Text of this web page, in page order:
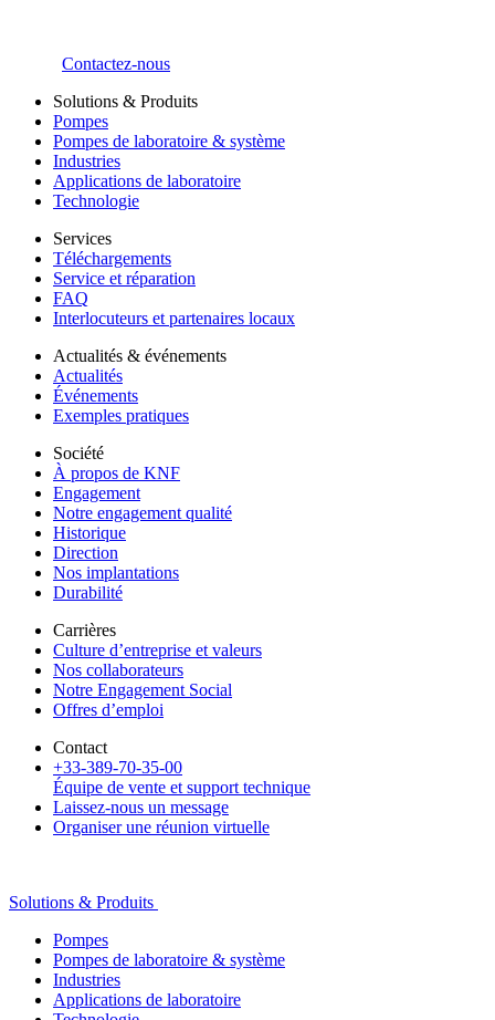
Contactez-nous
Solutions & Produits
Pompes
Pompes de laboratoire & système
Industries
Applications de laboratoire
Technologie
Services
Téléchargements
Service et réparation
FAQ
Interlocuteurs et partenaires locaux
Actualités & événements
Actualités
Événements
Exemples pratiques
Société
À propos de KNF
Engagement
Notre engagement qualité
Historique
Direction
Nos implantations
Durabilité
Carrières
Culture d’entreprise et valeurs
Nos collaborateurs
Notre Engagement Social
Offres d’emploi
Contact
+33-389-70-35-00
Équipe de vente et support technique
Laissez-nous un message
Organiser une réunion virtuelle
Solutions & Produits
Pompes
Pompes de laboratoire & système
Industries
Applications de laboratoire